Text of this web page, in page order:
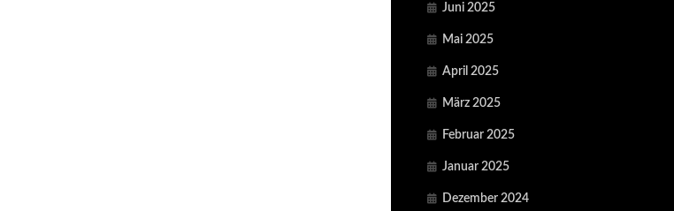
Juni 2025
Mai 2025
April 2025
März 2025
Februar 2025
Januar 2025
Dezember 2024